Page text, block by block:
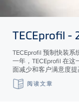
TECEprofil -
TECEprofil 预制快装
一年，TECEprofil 在
面减少和客户满意度提
阅读文章